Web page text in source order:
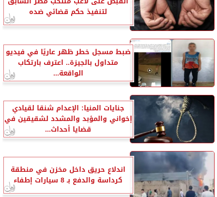
لتنفيذ حكم قضائي ضده
ضبط مسجل خطر ظهر عاريًا في فيديو
متداول بالجيزة.. اعترف بارتكاب
الواقعة...
جنايات المنيا: الإعدام شنقا لقيادي
إخواني والمؤبد والمشدد لشقيقين في
قضايا أحداث...
اندلاع حريق داخل مخزن في منطقة
كرداسة والدفع بـ 8 سيارات إطفاء